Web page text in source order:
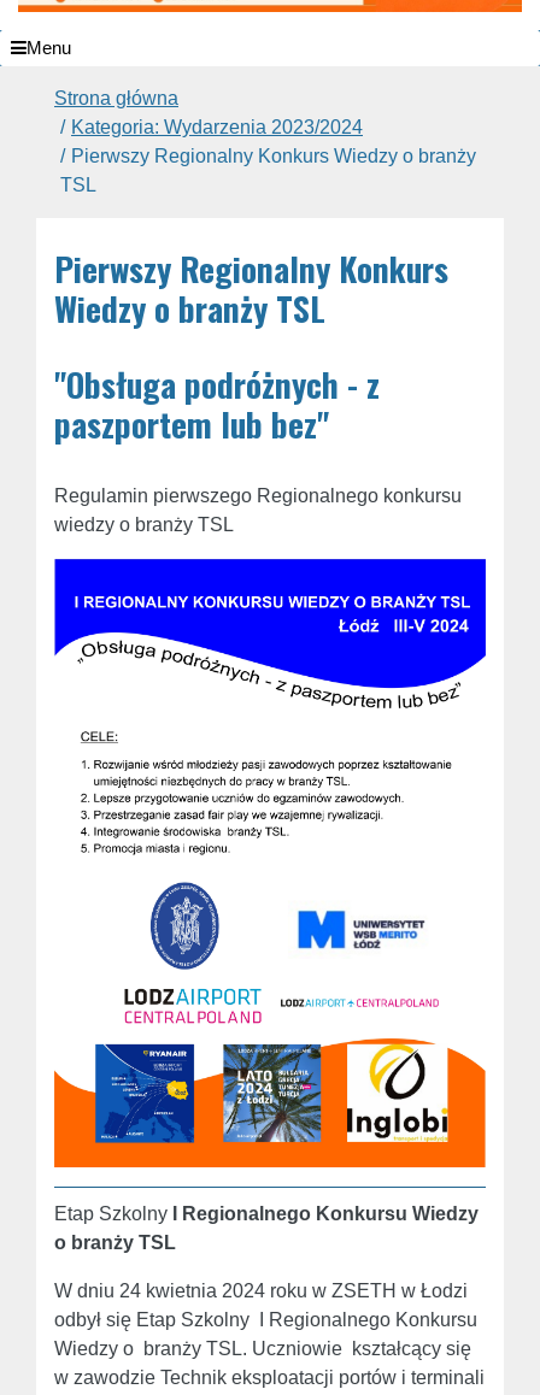
Menu
Strona główna
Kategoria: Wydarzenia 2023/2024
Pierwszy Regionalny Konkurs Wiedzy o branży
TSL
Pierwszy Regionalny Konkurs
Wiedzy o branży TSL
"Obsługa podróżnych - z
paszportem lub bez"
Regulamin pierwszego Regionalnego konkursu
wiedzy o branży TSL
Etap Szkolny
I Regionalnego Konkursu Wiedzy
o branży TSL
W dniu 24 kwietnia 2024 roku w ZSETH w Łodzi
odbył się Etap Szkolny I Regionalnego Konkursu
Wiedzy o branży TSL. Uczniowie kształcący się
w zawodzie Technik eksploatacji portów i terminali